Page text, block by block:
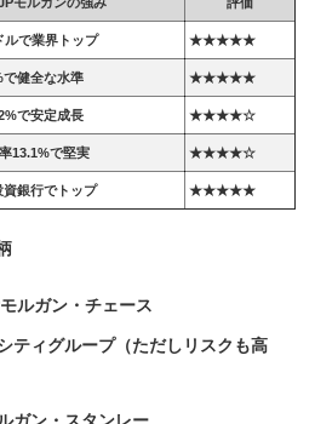
ルで業界トップ ★★★★★
健全な水準 ★★★★★
で安定成長 ★★★★☆
13.1%で堅実 ★★★★☆
銀行でトップ ★★★★★
ルガン・チェース
ティグループ（ただしリスクも高